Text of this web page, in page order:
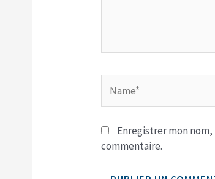
Enregistrer mon
commentaire.